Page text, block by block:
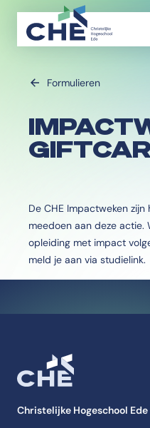
Formulieren
De CHE Impactweken
meedoen aan deze actie.
opleiding met impact
meld je aan via studielink.
Christelijke Hogeschool Ede